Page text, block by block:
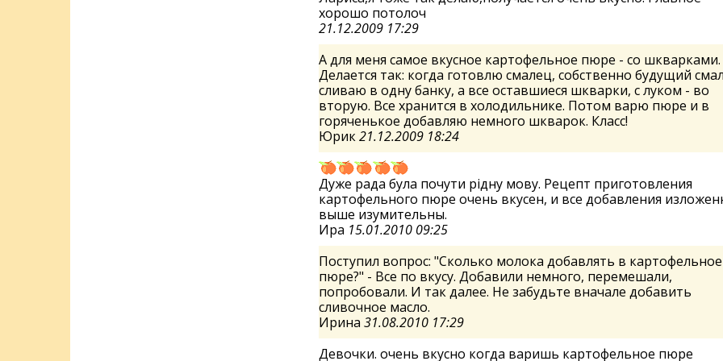
хорошо потолоч
21.12.2009 17:29
А для меня самое вкусное картофельное пюре - со шкварками.
Делается так: когда готовлю смалец, собственно будущий
сливаю в одну банку, а все оставшиеся шкварки, с луком - во
вторую. Все хранится в холодильнике. Потом варю пюре и в
горяченькое добавляю немного шкварок. Класс!
Юрик21.12.2009 18:24
Дуже рада була почути рiдну мову. Рецепт приготовления
картофельного пюре очень вкусен, и все добавления
выше изумительны.
Ира 15.01.2010 09:25
Поступил вопрос: "Сколько молока добавлять в картофельное
пюре?" - Все по вкусу. Добавили немного, перемешали,
попробовали. И так далее. Не забудьте вначале добавить
сливочное масло.
Ирина 31.08.2010 17:29
Девочки. очень вкусно когда варишь картофельное пюре